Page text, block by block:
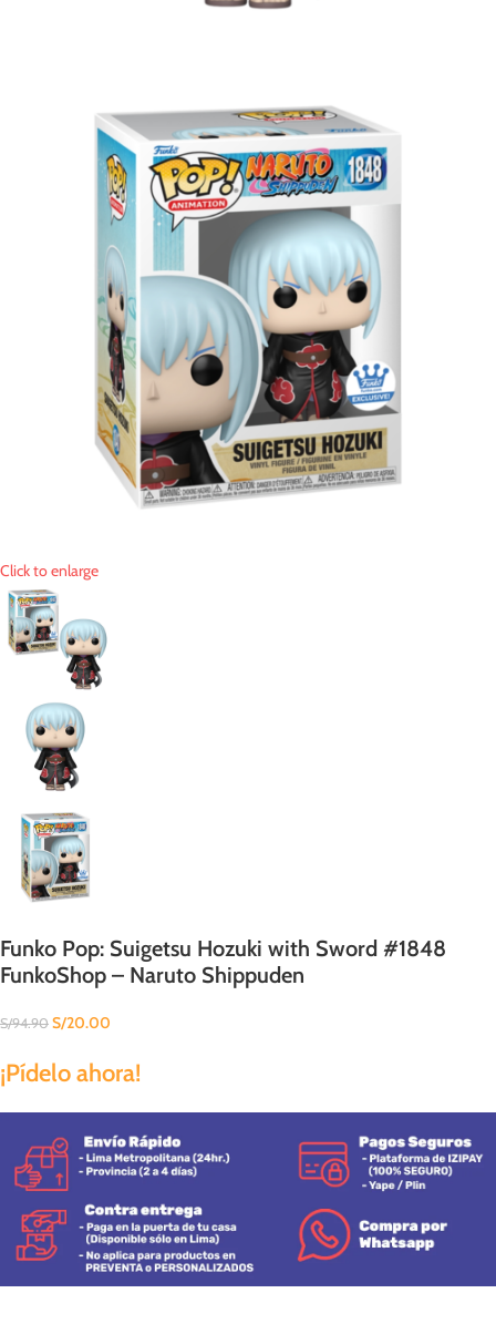
Click to enlarge
Funko Pop: Suigetsu Hozuki with Sword #1848
FunkoShop – Naruto Shippuden
S/94.90 S/20.00
¡Pídelo ahora!